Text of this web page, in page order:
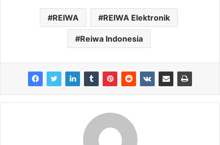
REIWA REIWA Elektronik
Reiwa Indonesia